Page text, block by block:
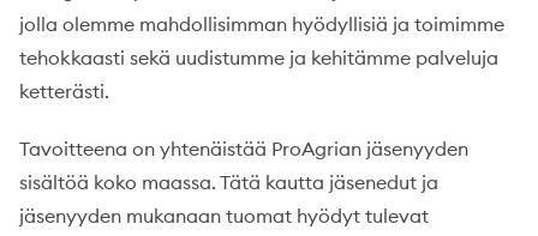
jolla olemme mahdollisimman hyödyllisiä ja toimimme
tehokkaasti sekä uudistumme ja kehitämme palveluja
ketterästi.
Tavoitteena on yhtenäistää ProAgrian jäsenyyden
sisältöä koko maassa. Tätä kautta jäsenedut ja
jäsenyyden mukanaan tuomat hyödyt tulevat